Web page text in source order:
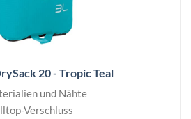
20 - Tropic Teal
und Nähte
Verschluss